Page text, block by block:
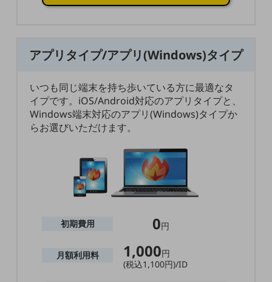
会社案内パンフレット
ニュースリリース
重要なお知らせ
お知らせ
サステナビリティTOP
NTTドコモビジネスグループのサステナビリティ
ダイバーシティ
アプリタイプ/アプリ(Windows)タイプ
いつも同じ端末を持ち歩いている方に最適なタ
イプです。iOS/Android対応のアプリタイプと、
Windows端末対応のアプリ(Windows)タイプか
らお選びいただけます。
初期費用 0円
月額利用料 1,000円
(税込1,100円)/ID